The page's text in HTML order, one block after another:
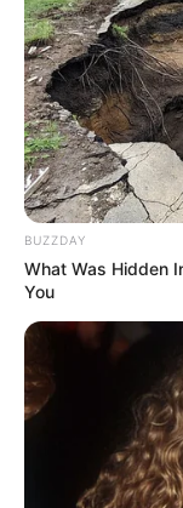
também o
maria costa
Achei a ideia
alda maria
adorei a
que tiverem
vamos fazer
MARIA
IDEIA
FACINADA
BUZZDAY
What Was Hidden
You